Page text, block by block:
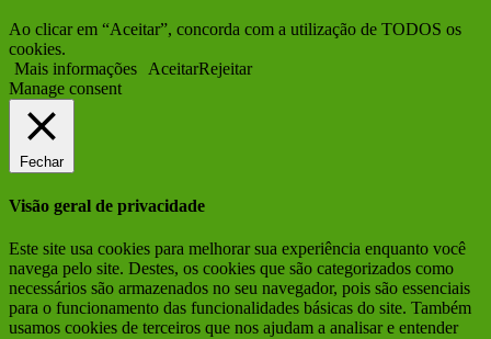
Ao clicar em “Aceitar”, concorda com a utilização de TODOS os
cookies.
Mais informações
AceitarRejeitar
Manage consent
Fechar
Visão geral de privacidade
Este site usa cookies para melhorar sua experiência enquanto você
navega pelo site. Destes, os cookies que são categorizados como
necessários são armazenados no seu navegador, pois são essenciais
para o funcionamento das funcionalidades básicas do site. Também
usamos cookies de terceiros que nos ajudam a analisar e entender